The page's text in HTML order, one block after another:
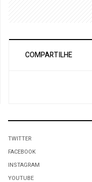
COMPARTILHE
TWITTER
FACEBOOK
INSTAGRAM
YOUTUBE